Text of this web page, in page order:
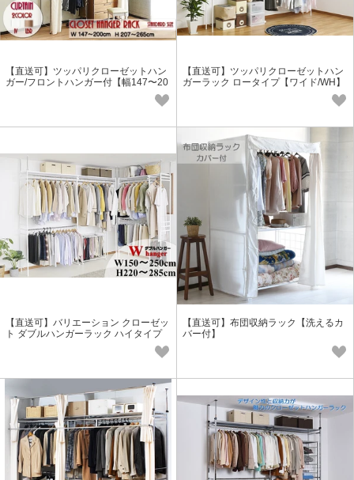
【直送可】ツッパリクローゼットハン
ガー/フロントハンガー付【幅147〜20
【直送可】ツッパリクローゼットハン
ガーラック ロータイプ【ワイド/WH】
【直送可】バリエーション クローゼッ
ト ダブルハンガーラック ハイタイプ
【直送可】布団収納ラック【洗えるカ
バー付】